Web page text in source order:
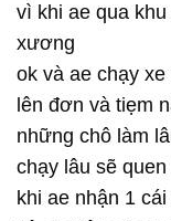
vì khi ae qua
xương
ok và ae chạy
lên đơn và tiẹm
những chô làm
chạy lâu sẽ quen
khi ae nhận 1